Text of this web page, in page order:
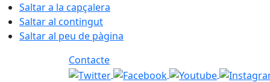
Saltar a la capçalera
Saltar al contingut
Saltar al peu de pàgina
Contacte